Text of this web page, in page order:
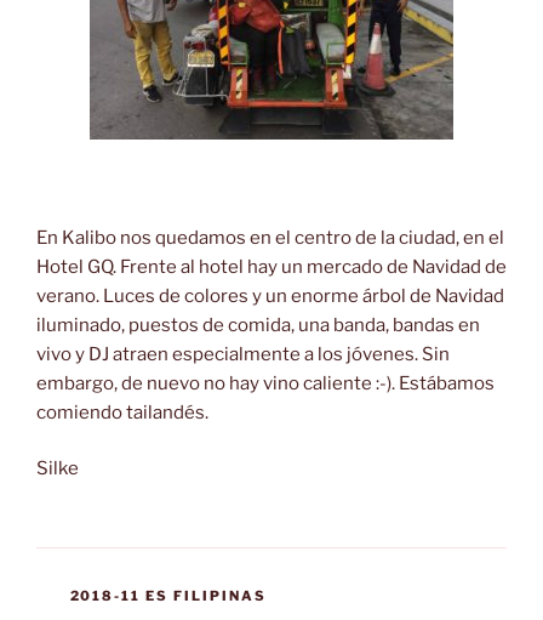
En Kalibo nos quedamos en el centro de la ciudad, en el
Hotel GQ. Frente al hotel hay un mercado de Navidad de
verano. Luces de colores y un enorme árbol de Navidad
iluminado, puestos de comida, una banda, bandas en
vivo y DJ atraen especialmente a los jóvenes. Sin
embargo, de nuevo no hay vino caliente :-). Estábamos
comiendo tailandés.
Silke
CATEGORÍAS
2018-11 ES FILIPINAS